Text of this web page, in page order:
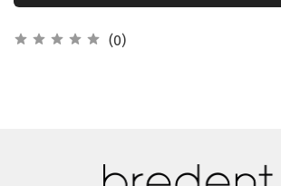
(0)